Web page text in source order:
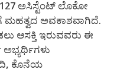
ಅಸಿಸ್ಟೆಂಟ್ ಲೊಕೋ
ಮಹತ್ವದ ಅವಕಾಶವಾಗಿದೆ.
ಆಸಕ್ತಿ ಇರುವವರು ಈ
ಅಭ್ಯರ್ಥಿಗಳು
ಕೊನೆಯ